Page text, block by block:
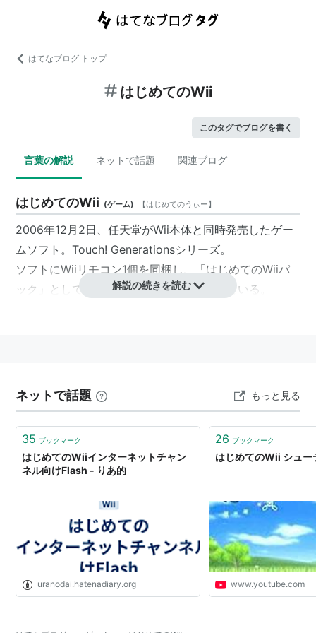
はてなブログ トップ
はじめてのWii
このタグでブログを書く
言葉の解説 ネットで話題 関連ブログ
はじめてのWii (ゲーム) 【はじめてのうぃー】
2006年12月2日、任天堂がWii本体と同時発売したゲー
ムソフト。Touch! Generationsシリーズ。
ソフトにWiiリモコン1個を同梱し、「はじめてのWiiパ
ック」として税込価格4,800円で販売されている。
ASIN
はじめてのWiiパック (「Wiiリモコ
ン」&「Wiiリモコンジャケット」
同梱)
発売日:
メディア:
Video Game
購入 : 7人
: 71回
この商品を含むブログ (37件) を見る
はじめてのWiiパック (Wiiリモコン
出版社/メーカー:任天堂
解説の続きを読む
ネットで話題 もっと見る
35 ブックマーク
はじめてのWiiインターネットチャン
ネル向けFlash - りあ的
uranodai.hatenadiary.org
26 ブックマーク
はじめてのWii シュ
www.youtube.com